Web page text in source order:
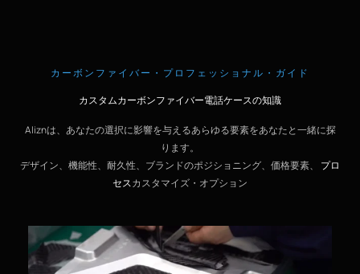
カーボンファイバー・プロフェッショナル・ガイド
カスタムカーボンファイバー電話ケースの知識
Aliznは、あなたの選択に影響を与えるあらゆる要素をあなたと一緒に探
ります。
デザイン、機能性、耐久性、ブランドのポジショニング、価格要素、 プロ
セスカスタマイズ・オプション